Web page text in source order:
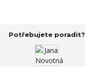
Potřebujete poradit?